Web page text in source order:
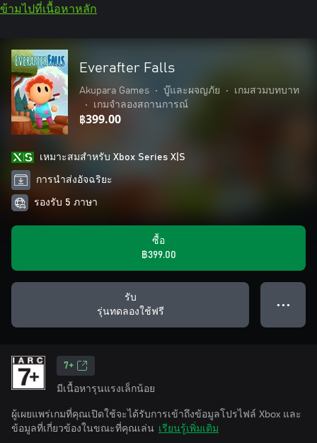
ข้ามไปที่เนื้อหาหลัก
Everafter Falls
Akupara Games • บู๊และผจญภัย •
เกมสวมบทบาท
•
เกมจำลองสถานการณ์
฿399.00
เหมาะสมสําหรับ Xbox Series X|S
การนำส่งอัจฉริยะ
รองรับ 5 ภาษา
ซื้อ
฿399.00
รับ
รุ่นทดลองใช้ฟรี
● ● ●
7+
มีเนื้อหารุนแรงเล็กน้อย
ผู้เผยแพร่เกมที่คุณเปิดใช้จะได้รับการเข้าถึงข้อมูลโปรไฟล์ Xbox และ
ข้อมูลที่เกี่ยวข้องในขณะที่คุณเล่น เรียนรู้เพิ่มเติม